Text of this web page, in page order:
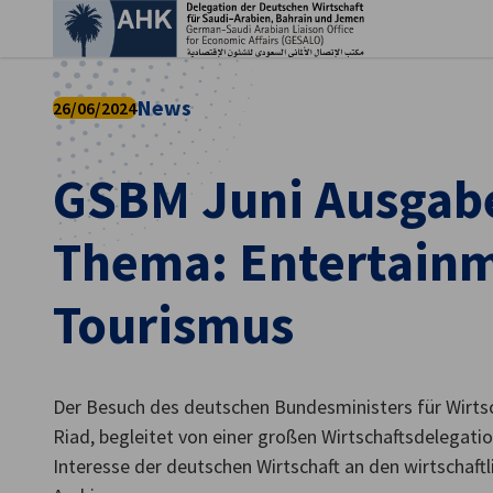
GSBM Juni
Thema:
Tourismus
26/06/2024News
Der Besuch des deutschen Bundesministers für
Riad, begleitet von einer großen
Interesse der deutschen Wirtschaft an den